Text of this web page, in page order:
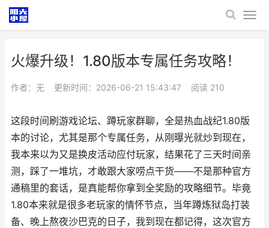
火爆升级！1.80版本专属任务攻略！
作者：无 更新时间：2026-06-21 15:43:47 阅读 210
这段时间刷游戏论坛、蹲玩家群聊，全是热血战纪1.80版
本的讨论，尤其是那个专属任务，从刚曝光就炒到现在，
我本来以为又是换皮活动应付玩家，结果花了三天时间亲
测，踩了一堆坑，才敢跟大家唠点干货——不是那种官方
通稿里的套话，是真能帮你拿到全奖励的攻略细节。毕竟
1.80本来就是很多老玩家的情怀节点，当年蹲炼狱岛打装
备、晚上熬夜沙巴克的日子，我到现在都记得，这次官方